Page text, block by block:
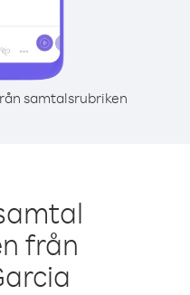
samtalsrubriken
från